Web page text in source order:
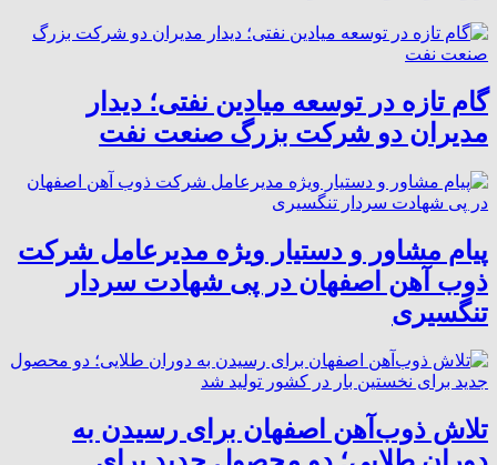
گام تازه در توسعه میادین نفتی؛ دیدار
مدیران دو شرکت بزرگ صنعت نفت
پیام مشاور و دستیار ویژه مدیرعامل شرکت
ذوب آهن اصفهان در پی شهادت سردار
تنگسیری
تلاش ذوب‌آهن اصفهان برای رسیدن به